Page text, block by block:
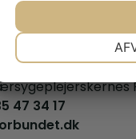
os
47 34 17
MARKETING